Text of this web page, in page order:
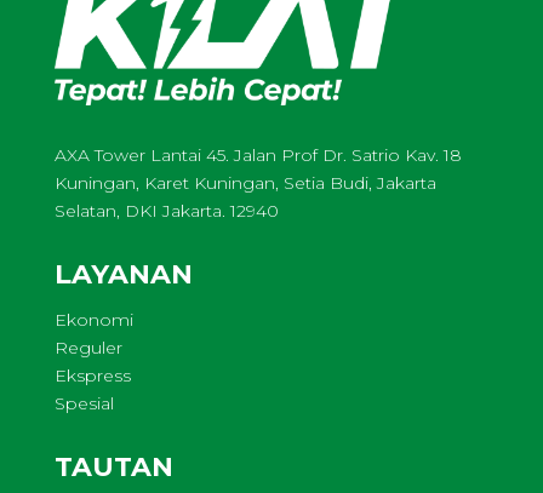
AXA Tower Lantai 45. Jalan Prof Dr. Satrio Kav. 18
Kuningan, Karet Kuningan, Setia Budi, Jakarta
Selatan, DKI Jakarta. 12940
LAYANAN
Ekonomi
Reguler
Ekspress
Spesial
TAUTAN